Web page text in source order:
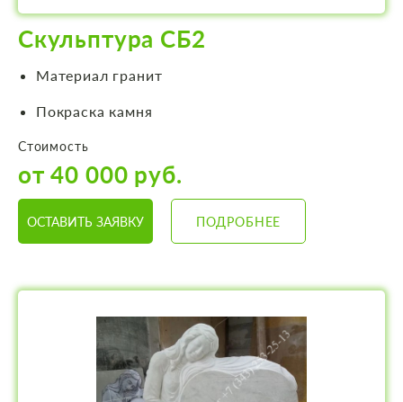
Скульптура СБ2
Материал гранит
Покраска камня
Стоимость
от 40 000 руб.
ОСТАВИТЬ ЗАЯВКУ ПОДРОБНЕЕ